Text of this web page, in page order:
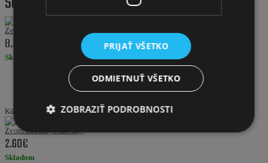
Zvonček Kellys bang 50 čierny
8.30€
Skladom
Kúpiť
Zvonček Kellys červený
2.60€
Skladom
PRIJAŤ VŠETKO
ODMIETNUŤ VŠETKO
ZOBRAZIŤ PODROBNOSTI